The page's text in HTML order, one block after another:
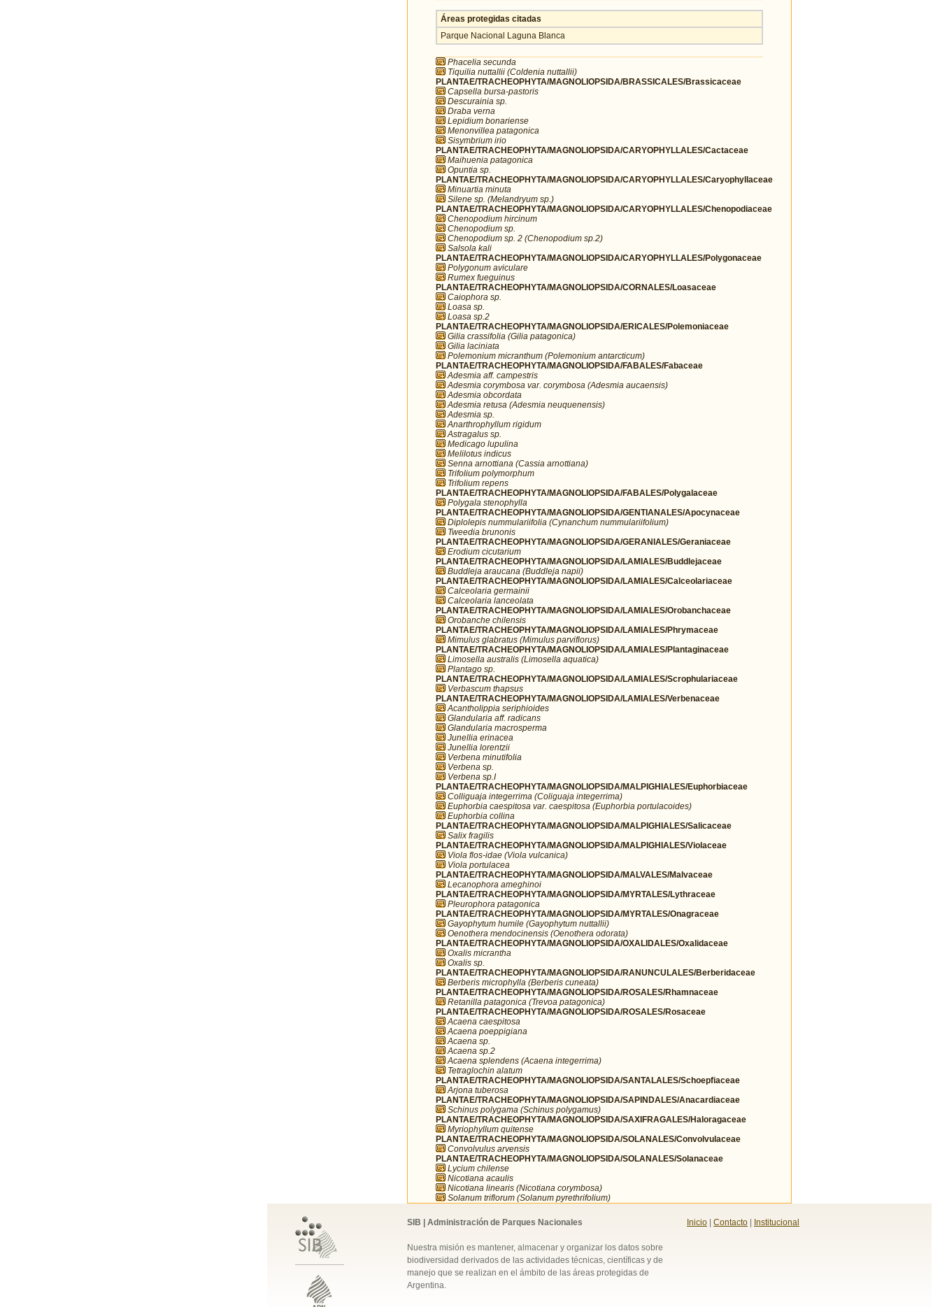
Áreas protegidas citadas
Parque Nacional Laguna Blanca
Phacelia secunda
Tiquilia nuttallii (Coldenia nuttallii)
PLANTAE/TRACHEOPHYTA/MAGNOLIOPSIDA/BRASSICALES/Brassicaceae
Capsella bursa-pastoris
Descurainia sp.
Draba verna
Lepidium bonariense
Menonvillea patagonica
Sisymbrium irio
PLANTAE/TRACHEOPHYTA/MAGNOLIOPSIDA/CARYOPHYLLALES/Cactaceae
Maihuenia patagonica
Opuntia sp.
PLANTAE/TRACHEOPHYTA/MAGNOLIOPSIDA/CARYOPHYLLALES/Caryophyllaceae
Minuartia minuta
Silene sp. (Melandryum sp.)
PLANTAE/TRACHEOPHYTA/MAGNOLIOPSIDA/CARYOPHYLLALES/Chenopodiaceae
Chenopodium hircinum
Chenopodium sp.
Chenopodium sp. 2 (Chenopodium sp.2)
Salsola kali
PLANTAE/TRACHEOPHYTA/MAGNOLIOPSIDA/CARYOPHYLLALES/Polygonaceae
Polygonum aviculare
Rumex fueguinus
PLANTAE/TRACHEOPHYTA/MAGNOLIOPSIDA/CORNALES/Loasaceae
Caiophora sp.
Loasa sp.
Loasa sp.2
PLANTAE/TRACHEOPHYTA/MAGNOLIOPSIDA/ERICALES/Polemoniaceae
Gilia crassifolia (Gilia patagonica)
Gilia laciniata
Polemonium micranthum (Polemonium antarcticum)
PLANTAE/TRACHEOPHYTA/MAGNOLIOPSIDA/FABALES/Fabaceae
Adesmia aff. campestris
Adesmia corymbosa var. corymbosa (Adesmia aucaensis)
Adesmia obcordata
Adesmia retusa (Adesmia neuquenensis)
Adesmia sp.
Anarthrophyllum rigidum
Astragalus sp.
Medicago lupulina
Melilotus indicus
Senna arnottiana (Cassia arnottiana)
Trifolium polymorphum
Trifolium repens
PLANTAE/TRACHEOPHYTA/MAGNOLIOPSIDA/FABALES/Polygalaceae
Polygala stenophylla
PLANTAE/TRACHEOPHYTA/MAGNOLIOPSIDA/GENTIANALES/Apocynaceae
Diplolepis nummulariifolia (Cynanchum nummulariifolium)
Tweedia brunonis
PLANTAE/TRACHEOPHYTA/MAGNOLIOPSIDA/GERANIALES/Geraniaceae
Erodium cicutarium
PLANTAE/TRACHEOPHYTA/MAGNOLIOPSIDA/LAMIALES/Buddlejaceae
Buddleja araucana (Buddleja napii)
PLANTAE/TRACHEOPHYTA/MAGNOLIOPSIDA/LAMIALES/Calceolariaceae
Calceolaria germainii
Calceolaria lanceolata
PLANTAE/TRACHEOPHYTA/MAGNOLIOPSIDA/LAMIALES/Orobanchaceae
Orobanche chilensis
PLANTAE/TRACHEOPHYTA/MAGNOLIOPSIDA/LAMIALES/Phrymaceae
Mimulus glabratus (Mimulus parviflorus)
PLANTAE/TRACHEOPHYTA/MAGNOLIOPSIDA/LAMIALES/Plantaginaceae
Limosella australis (Limosella aquatica)
Plantago sp.
PLANTAE/TRACHEOPHYTA/MAGNOLIOPSIDA/LAMIALES/Scrophulariaceae
Verbascum thapsus
PLANTAE/TRACHEOPHYTA/MAGNOLIOPSIDA/LAMIALES/Verbenaceae
Acantholippia seriphioides
Glandularia aff. radicans
Glandularia macrosperma
Junellia erinacea
Junellia lorentzii
Verbena minutifolia
Verbena sp.
Verbena sp.I
PLANTAE/TRACHEOPHYTA/MAGNOLIOPSIDA/MALPIGHIALES/Euphorbiaceae
Colliguaja integerrima (Coliguaja integerrima)
Euphorbia caespitosa var. caespitosa (Euphorbia portulacoides)
Euphorbia collina
PLANTAE/TRACHEOPHYTA/MAGNOLIOPSIDA/MALPIGHIALES/Salicaceae
Salix fragilis
PLANTAE/TRACHEOPHYTA/MAGNOLIOPSIDA/MALPIGHIALES/Violaceae
Viola flos-idae (Viola vulcanica)
Viola portulacea
PLANTAE/TRACHEOPHYTA/MAGNOLIOPSIDA/MALVALES/Malvaceae
Lecanophora ameghinoi
PLANTAE/TRACHEOPHYTA/MAGNOLIOPSIDA/MYRTALES/Lythraceae
Pleurophora patagonica
PLANTAE/TRACHEOPHYTA/MAGNOLIOPSIDA/MYRTALES/Onagraceae
Gayophytum humile (Gayophytum nuttallii)
Oenothera mendocinensis (Oenothera odorata)
PLANTAE/TRACHEOPHYTA/MAGNOLIOPSIDA/OXALIDALES/Oxalidaceae
Oxalis micrantha
Oxalis sp.
PLANTAE/TRACHEOPHYTA/MAGNOLIOPSIDA/RANUNCULALES/Berberidaceae
Berberis microphylla (Berberis cuneata)
PLANTAE/TRACHEOPHYTA/MAGNOLIOPSIDA/ROSALES/Rhamnaceae
Retanilla patagonica (Trevoa patagonica)
PLANTAE/TRACHEOPHYTA/MAGNOLIOPSIDA/ROSALES/Rosaceae
Acaena caespitosa
Acaena poeppigiana
Acaena sp.
Acaena sp.2
Acaena splendens (Acaena integerrima)
Tetraglochin alatum
PLANTAE/TRACHEOPHYTA/MAGNOLIOPSIDA/SANTALALES/Schoepfiaceae
Arjona tuberosa
PLANTAE/TRACHEOPHYTA/MAGNOLIOPSIDA/SAPINDALES/Anacardiaceae
Schinus polygama (Schinus polygamus)
PLANTAE/TRACHEOPHYTA/MAGNOLIOPSIDA/SAXIFRAGALES/Haloragaceae
Myriophyllum quitense
PLANTAE/TRACHEOPHYTA/MAGNOLIOPSIDA/SOLANALES/Convolvulaceae
Convolvulus arvensis
PLANTAE/TRACHEOPHYTA/MAGNOLIOPSIDA/SOLANALES/Solanaceae
Lycium chilense
Nicotiana acaulis
Nicotiana linearis (Nicotiana corymbosa)
Solanum triflorum (Solanum pyrethrifolium)
SIB | Administración de Parques Nacionales
Nuestra misión es mantener, almacenar y organizar los datos sobre
biodiversidad derivados de las actividades técnicas, científicas y de
manejo que se realizan en el ámbito de las áreas protegidas de
Argentina.
Inicio | Contacto | Institucional